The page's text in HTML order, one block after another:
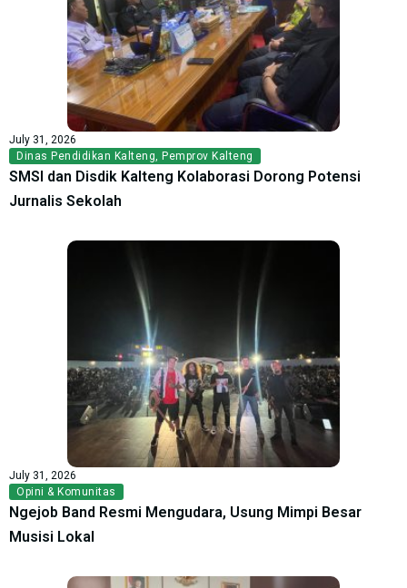
July 31, 2026
Dinas Pendidikan Kalteng, Pemprov Kalteng
SMSI dan Disdik Kalteng Kolaborasi Dorong Potensi
Jurnalis Sekolah
July 31, 2026
Opini & Komunitas
Ngejob Band Resmi Mengudara, Usung Mimpi Besar
Musisi Lokal